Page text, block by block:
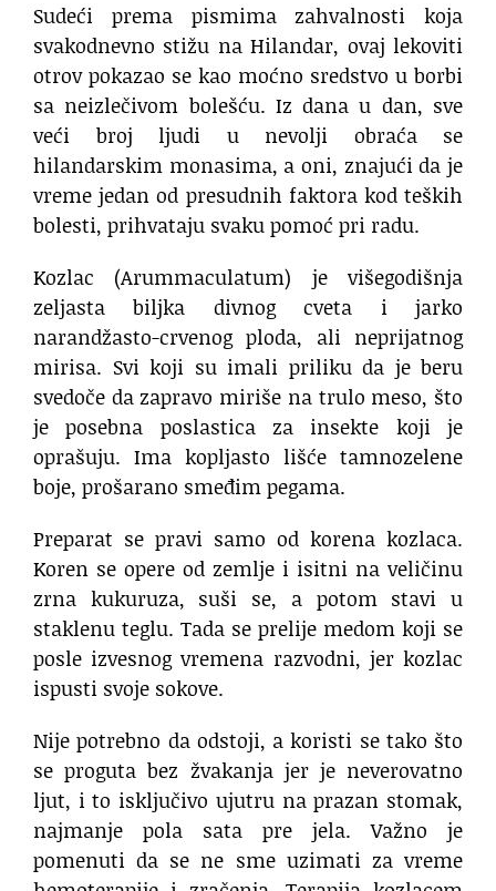
Sudeći prema pismima zahvalnosti koja
svakodnevno stižu na Hilandar, ovaj lekoviti
otrov pokazao se kao moćno sredstvo u borbi
sa neizlečivom bolešću. Iz dana u dan, sve
veći broj ljudi u nevolji obraća se
hilandarskim monasima, a oni, znajući da je
vreme jedan od presudnih faktora kod teških
bolesti, prihvataju svaku pomoć pri radu.
Kozlac (Arummaculatum) je višegodišnja
zeljasta biljka divnog cveta i jarko
narandžasto-crvenog ploda, ali neprijatnog
mirisa. Svi koji su imali priliku da je beru
svedoče da zapravo miriše na trulo meso, što
je posebna poslastica za insekte koji je
oprašuju. Ima kopljasto lišće tamnozelene
boje, prošarano smeđim pegama.
Preparat se pravi samo od korena kozlaca.
Koren se opere od zemlje i isitni na veličinu
zrna kukuruza, suši se, a potom stavi u
staklenu teglu. Tada se prelije medom koji se
posle izvesnog vremena razvodni, jer kozlac
ispusti svoje sokove.
Nije potrebno da odstoji, a koristi se tako što
se proguta bez žvakanja jer je neverovatno
ljut, i to isključivo ujutru na prazan stomak,
najmanje pola sata pre jela. Važno je
pomenuti da se ne sme uzimati za vreme